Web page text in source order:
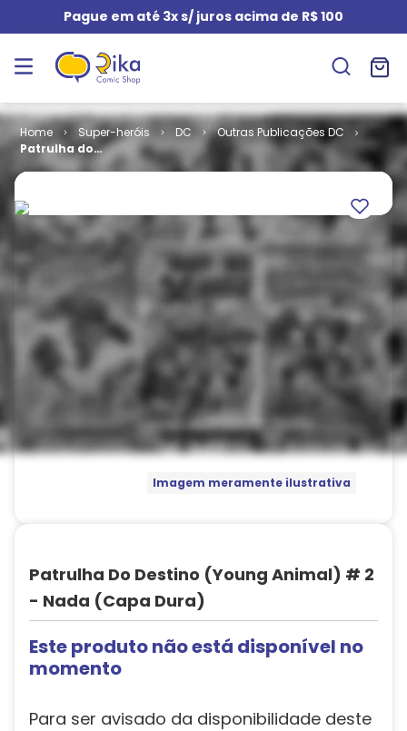
Pague em até 3x s/ juros acima de R$ 100
Super-heróis DC
Outras Publicações DC
Patrulha do
Destino
Animal) # 2 -
Nada (Capa
Dura)
Imagem meramente ilustrativa
Patrulha Do Destino (Young Animal) # 2
- Nada (Capa Dura)
Este produto não está disponível no
momento
Para ser avisado da disponibilidade deste